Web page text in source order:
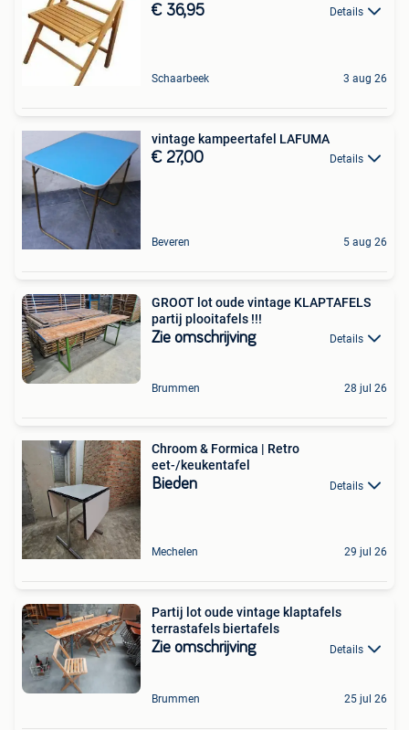
€ 36,95 Details
Schaarbeek 3 aug 26
vintage kampeertafel LAFUMA
€ 27,00 Details
Beveren 5 aug 26
GROOT lot oude vintage KLAPTAFELS
partij plooitafels !!!
Zie omschrijving Details
Brummen 28 jul 26
Chroom & Formica | Retro
eet-/keukentafel
Bieden Details
Mechelen 29 jul 26
Partij lot oude vintage klaptafels
terrastafels biertafels
Zie omschrijving Details
Brummen 25 jul 26